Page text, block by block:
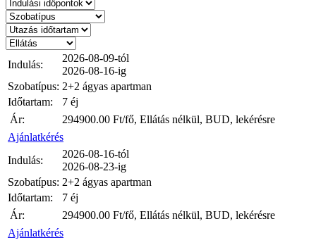
Indulás:
2026-08-09-tól
2026-08-16-ig
Szobatípus: 2+2 ágyas apartman
Időtartam:
7 éj
Ár:
294900.00 Ft/fő, Ellátás nélkül, BUD, lekérésre
Ajánlatkérés
Indulás:
2026-08-16-tól
2026-08-23-ig
Szobatípus: 2+2 ágyas apartman
Időtartam:
7 éj
Ár:
294900.00 Ft/fő, Ellátás nélkül, BUD, lekérésre
Ajánlatkérés